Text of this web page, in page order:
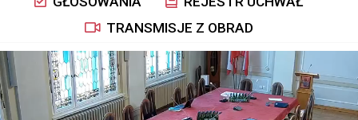
TRANSMISJE Z OBRAD